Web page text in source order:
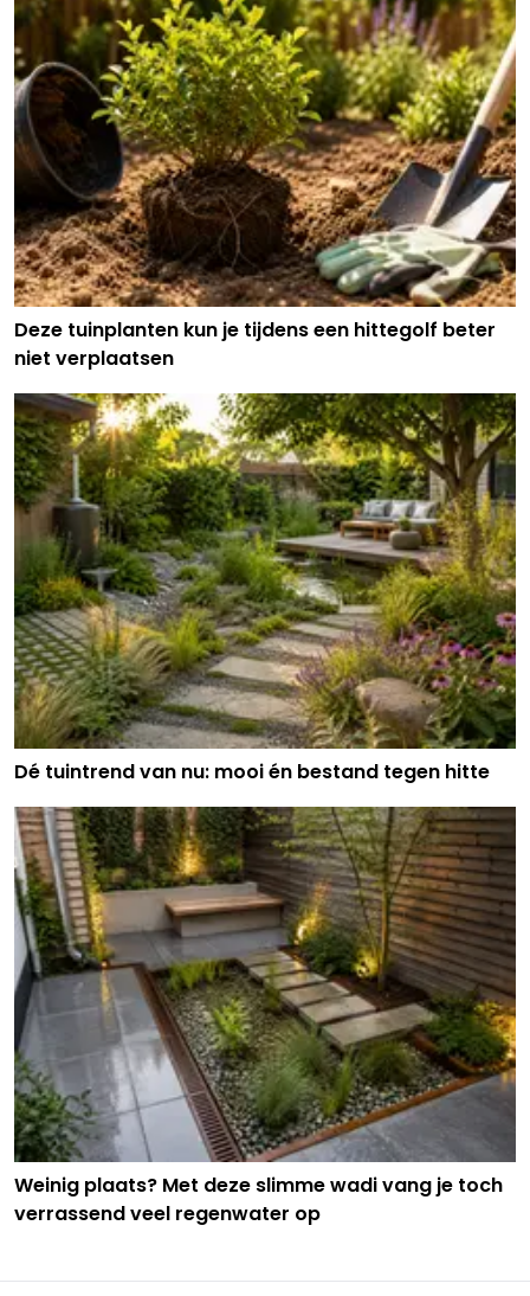
Deze tuinplanten kun je tijdens een hittegolf beter
niet verplaatsen
Dé tuintrend van nu: mooi én bestand tegen hitte
Weinig plaats? Met deze slimme wadi vang je toch
verrassend veel regenwater op